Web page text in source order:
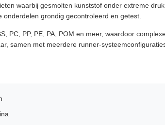
waarbij gesmolten kunststof onder extreme
onderdelen grondig gecontroleerd en getest.
PC, PP, PE, PA, POM en meer, waardoor
samen met meerdere runner-